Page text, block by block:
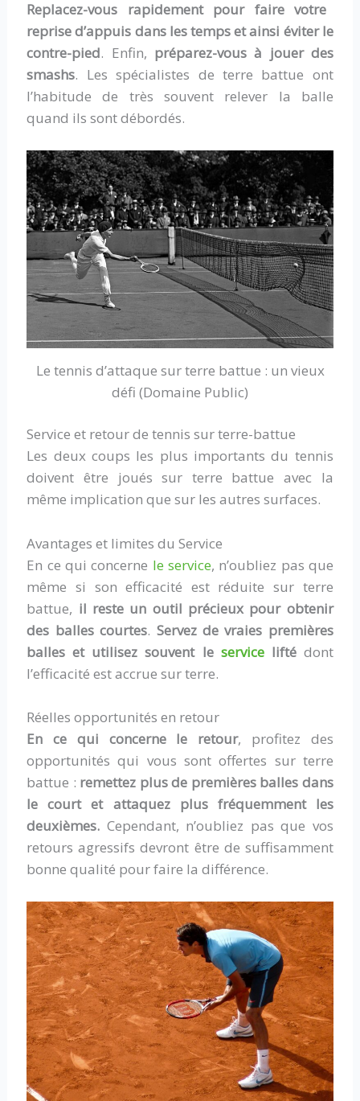
Replacez-vous rapidement pour faire votre
reprise d’appuis dans les temps et ainsi éviter le
contre-pied. Enfin, préparez-vous à jouer des
smashs. Les spécialistes de terre battue ont
l’habitude de très souvent relever la balle
quand ils sont débordés.
Le tennis d’attaque sur terre battue : un vieux
défi (Domaine Public)
Service et retour de tennis sur terre-battue
Les deux coups les plus importants du tennis
doivent être joués sur terre battue avec la
même implication que sur les autres surfaces.
Avantages et limites du Service
En ce qui concerne le service, n’oubliez pas que
même si son efficacité est réduite sur terre
battue, il reste un outil précieux pour obtenir
des balles courtes. Servez de vraies premières
balles et utilisez souvent leserviceliftédont
l’efficacité est accrue sur terre.
Réelles opportunités en retour
En ce qui concerne le retour, profitez des
opportunités qui vous sont offertes sur terre
battue : remettez plus de premières balles dans
le court et attaquez plus fréquemment les
deuxièmes. Cependant, n’oubliez pas que vos
retours agressifs devront être de suffisamment
bonne qualité pour faire la différence.